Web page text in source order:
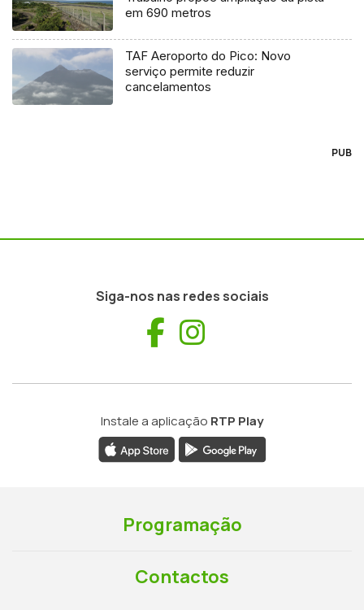
em 690 metros
TAF Aeroporto do Pico: Novo
serviço permite reduzir
cancelamentos
PUB
Siga-nos nas redes sociais
Facebook
Instale a aplicação RTP Play
Programação
Contactos